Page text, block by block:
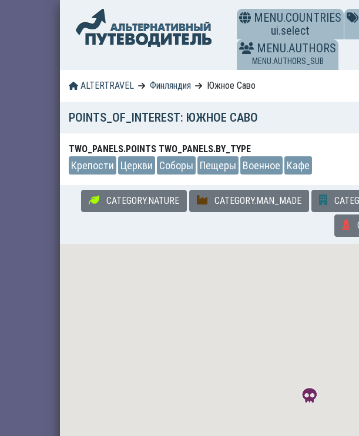
MENU.COUNTRIES
ui.select
MENU.AUTHORS
MENU.AUTHORS_SUB
ALTERTRAVEL Финляндия Южное Саво
POINTS_OF_INTEREST: ЮЖНОЕ САВО
TWO_PANELS.POINTS TWO_PANELS.BY_TYPE
Крепости Церкви Соборы Пещеры Военное Кафе
CATEGORY.NATURE CATEGORY.MAN_MADE